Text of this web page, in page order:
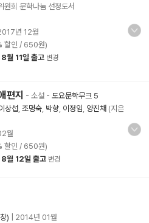
원회 문학나눔 선정도서
년 12월
할인 / 650원)
8월 11일 출고 변경
편지 - 소설 - 도요문학무크 5
상섭 조명숙 박향 이정임 양진채 (지은
월
할인 / 650원)
8월 12일 출고 변경
)
2014년 01월